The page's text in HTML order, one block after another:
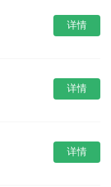
详情
详情
详情